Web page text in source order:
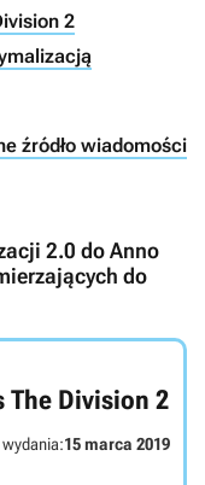
2
źródło wiadomości
2.0 do Anno
do
The Division 2
15 marca 2019